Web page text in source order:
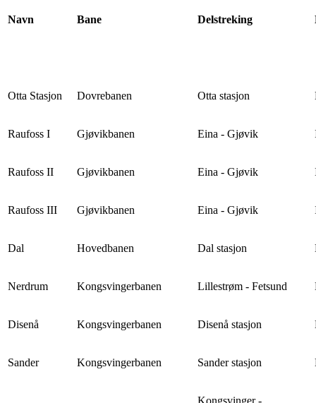
Navn Bane Delstreking
Otta Stasjon Dovrebanen Otta stasjon
Raufoss I Gjøvikbanen Eina - Gjøvik
Raufoss II Gjøvikbanen Eina - Gjøvik
Raufoss III Gjøvikbanen Eina - Gjøvik
Dal Hovedbanen Dal stasjon
Nerdrum Kongsvingerbanen Lillestrøm - Fetsund
Disenå Kongsvingerbanen Disenå stasjon
Sander Kongsvingerbanen Sander stasjon